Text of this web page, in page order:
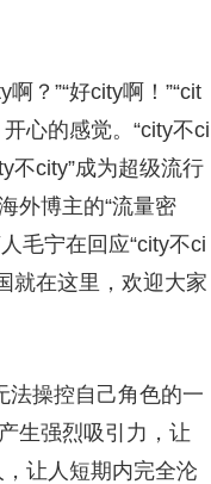
？”“好city啊！”“cit
心的感觉。“city不ci
不city”成为超级流行
外博主的“流量密
毛宁在回应“city不ci
就在这里，欢迎大家
法操控自己角色的一
生强烈吸引力，让
让人短期内完全沦